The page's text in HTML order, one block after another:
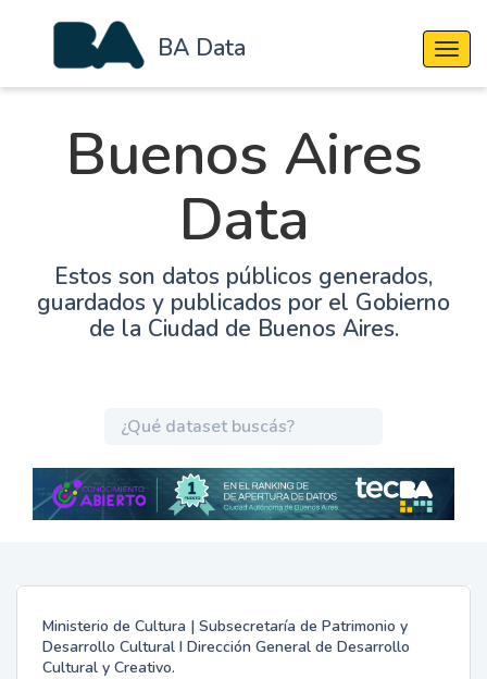
BA Data
Buenos Aires
Data
Estos son datos públicos generados,
guardados y publicados por el Gobierno
de la Ciudad de Buenos Aires.
Ministerio de Cultura | Subsecretaría de Patrimonio y
Desarrollo Cultural I Dirección General de Desarrollo
Cultural y Creativo.